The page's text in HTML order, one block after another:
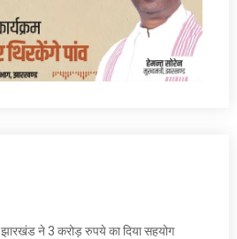
झारखंड ने 3 करोड़ रुपये का दिया सहयोग